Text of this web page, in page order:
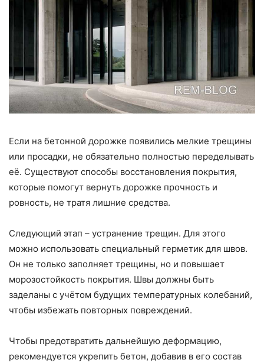
Если на бетонной дорожке появились мелкие трещины
или просадки, не обязательно полностью переделывать
её. Существуют способы восстановления покрытия,
которые помогут вернуть дорожке прочность и
ровность, не тратя лишние средства.
Следующий этап – устранение трещин. Для этого
можно использовать специальный герметик для швов.
Он не только заполняет трещины, но и повышает
морозостойкость покрытия. Швы должны быть
заделаны с учётом будущих температурных колебаний,
чтобы избежать повторных повреждений.
Чтобы предотвратить дальнейшую деформацию,
рекомендуется укрепить бетон, добавив в его состав